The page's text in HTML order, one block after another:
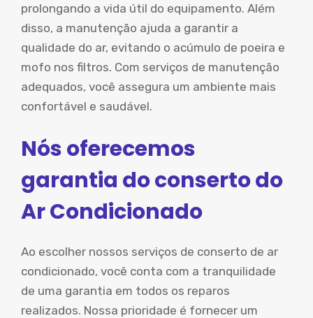
prolongando a vida útil do equipamento. Além
disso, a manutenção ajuda a garantir a
qualidade do ar, evitando o acúmulo de poeira e
mofo nos filtros. Com serviços de manutenção
adequados, você assegura um ambiente mais
confortável e saudável.
Nós oferecemos
garantia do conserto do
Ar Condicionado
Ao escolher nossos serviços de conserto de ar
condicionado, você conta com a tranquilidade
de uma garantia em todos os reparos
realizados. Nossa prioridade é fornecer um